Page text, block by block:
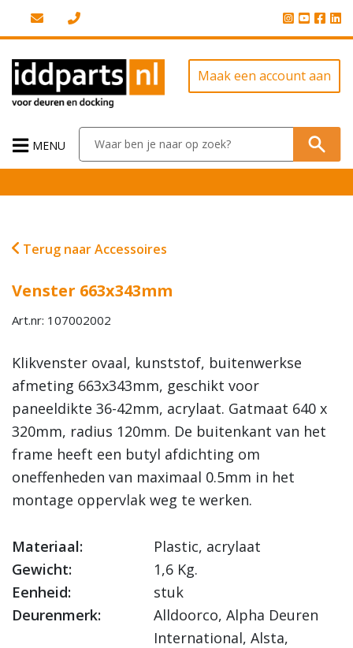
Maak een account aan
MENU
Terug naar Accessoires
Venster 663x343mm
Art.nr: 107002002
Klikvenster ovaal, kunststof, buitenwerkse
afmeting 663x343mm, geschikt voor
paneeldikte 36-42mm, acrylaat. Gatmaat 640 x
320mm, radius 120mm. De buitenkant van het
frame heeft een butyl afdichting om
oneffenheden van maximaal 0.5mm in het
montage oppervlak weg te werken.
Materiaal:
Plastic, acrylaat
Gewicht:
1,6 Kg.
Eenheid:
stuk
Deurenmerk:
Alldoorco, Alpha Deuren
International, Alsta,